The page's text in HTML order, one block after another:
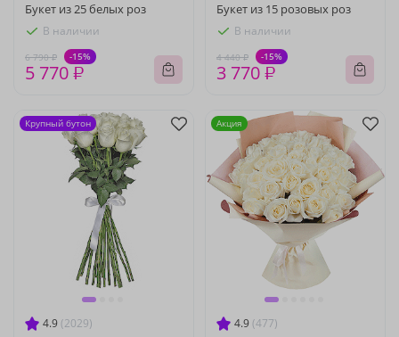
Букет из 25 белых роз
В наличии
6 790 ₽ -15%
5 770 ₽
Букет из 15 розовых роз
В наличии
4 440 ₽ -15%
3 770 ₽
4.9 (2029)
Крупный бутон
4.9 (477)
Акция